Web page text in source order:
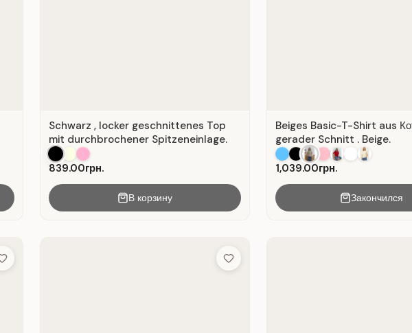
Schwarz , locker geschnittenes Top
mit durchbrochener Spitzeneinlage.
839.00грн.
В корзину
Beiges Basic-T-Shirt aus
gerader Schnitt . Beige.
1,039.00грн.
Закончился
Add to Wish List Add to Wish List